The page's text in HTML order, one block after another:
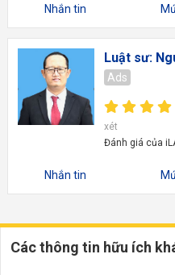
Nhắn tin
Luật sư:
Ads
xét
Đánh giá của
Nhắn tin
Các thông tin hữu ích